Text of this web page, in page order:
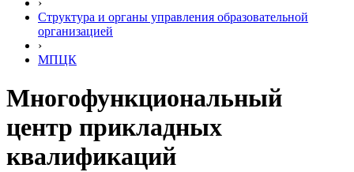
Структура и органы управления образовательной
организацией
›
МПЦК
Многофункциональный
центр прикладных
квалификаций